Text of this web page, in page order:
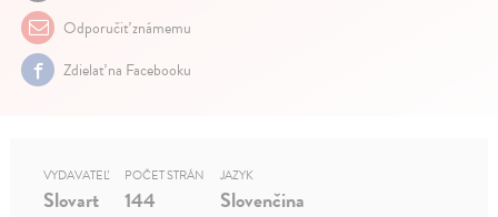
Odporučiť známemu
Zdielať na Facebooku
VYDAVATEĽ
Slovart
POČET STRÁN
144
JAZYK
Slovenčina